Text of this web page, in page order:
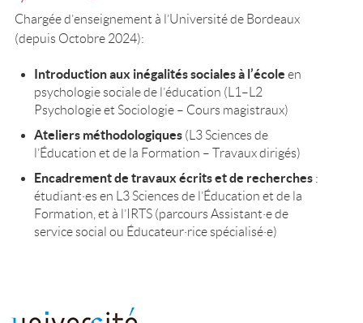
Chargée d’enseignement à l’Université de Bordeaux
(depuis Octobre 2024):
Introduction aux inégalités sociales à l’école en
psychologie sociale de l’éducation (L1–L2
Psychologie et Sociologie – Cours magistraux)
Ateliers méthodologiques(L3 Sciences de
l’Éducation et de la Formation – Travaux dirigés)
Encadrement de travaux écrits et de recherches:
étudiant·es en L3 Sciences de l’Éducation et de la
Formation, et à l’IRTS (parcours Assistant·e de
service social ou Éducateur·rice spécialisé·e)